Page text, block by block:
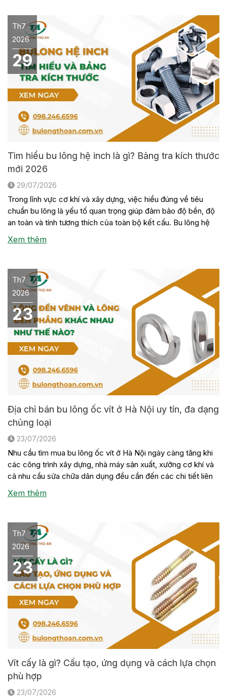
Th7
2026
29
Tìm hiểu bu lông hệ inch là gì? Bảng tra kích thước
mới 2026
29/07/2026
Trong lĩnh vực cơ khí và xây dựng, việc hiểu đúng về tiêu
chuẩn bu lông là yếu tố quan trọng giúp đảm bảo độ bền, độ
an toàn và tính tương thích của toàn bộ kết cấu. Bu lông hệ
inch là một trong những loại bu lông được sử dụng phổ biến
trong […]
Xem thêm
Th7
2026
23
Địa chỉ bán bu lông ốc vít ở Hà Nội uy tín, đa dạng
chủng loại
23/07/2026
Nhu cầu tìm mua bu lông ốc vít ở Hà Nội ngày càng tăng khi
các công trình xây dựng, nhà máy sản xuất, xưởng cơ khí và
cả nhu cầu sửa chữa dân dụng đều cần đến các chi tiết liên
kết này. Tuy nhiên, không phải đơn vị nào cũng có sẵn đầy
[…]
Xem thêm
Th7
2026
23
Vít cấy là gì? Cấu tạo, ứng dụng và cách lựa chọn
phù hợp
23/07/2026